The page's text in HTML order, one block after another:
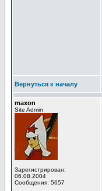
Вернуться к началу
maxon
Site Admin
Зарегистрирован:
06.08.2004
Сообщения: 5657